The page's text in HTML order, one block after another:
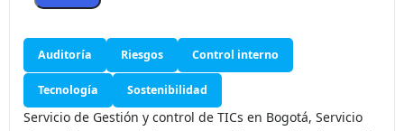
Auditoría Riesgos Control interno
Tecnología
Sostenibilidad
Servicio de Gestión y control de TICs en Bogotá, Servicio